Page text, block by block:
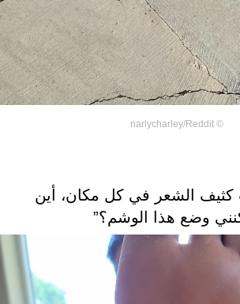
©
narlycharley/Reddit
كثيف الشعر في كل مكان، أين
وضع هذا الوشم؟”